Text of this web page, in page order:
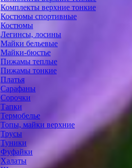
Комплекты верхние тонкие
Костюмы спортивные
Костюмы
Легинсы, лосины
Майки бельевые
Майки-бюстье
Пижамы теплые
Пижамы тонкие
Платья
Сарафаны
Сорочки
Тапки
Термобелье
Топы, майки верхние
Трусы
Туники
Фуфайки
Халаты